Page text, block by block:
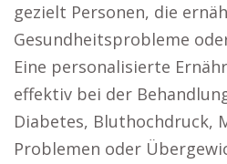
gezielt Personen, die
Gesundheitsprobleme
Eine personalisierte
effektiv bei der
Diabetes, Bluthochdruck,
Problemen oder